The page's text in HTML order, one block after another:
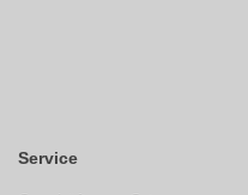
Service